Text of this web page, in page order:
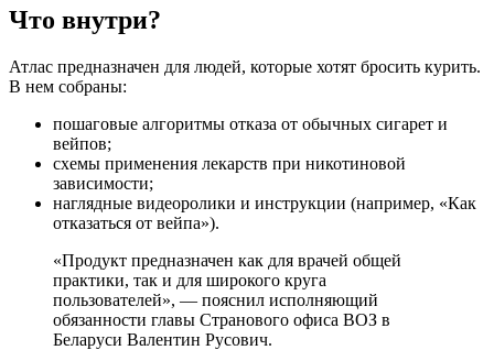
Что внутри?
Атлас предназначен для людей, которые хотят бросить курить.
В нем собраны:
пошаговые алгоритмы отказа от обычных сигарет и
вейпов;
схемы применения лекарств при никотиновой
зависимости;
наглядные видеоролики и инструкции (например, «Как
отказаться от вейпа»).
«Продукт предназначен как для врачей общей
практики, так и для широкого круга
пользователей», — пояснил исполняющий
обязанности главы Странового офиса ВОЗ в
Беларуси Валентин Русович.